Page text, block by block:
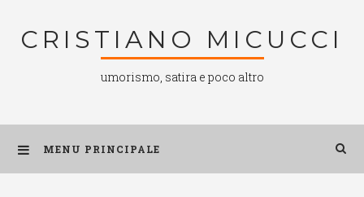
CRISTIANO MICUCCI
umorismo, satira e poco altro
MENU PRINCIPALE